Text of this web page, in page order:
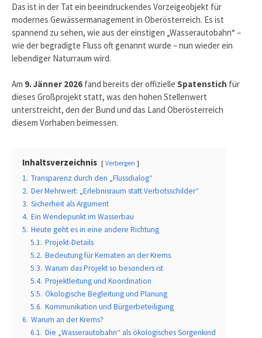
Das ist in der Tat ein beeindruckendes Vorzeigeobjekt für
modernes Gewässermanagement in Oberösterreich. Es ist
spannend zu sehen, wie aus der einstigen „Wasserautobahn“ –
wie der begradigte Fluss oft genannt wurde – nun wieder ein
lebendiger Naturraum wird.
Am 9. Jänner 2026 fand bereits der offizielle Spatenstich für
dieses Großprojekt statt, was den hohen Stellenwert
unterstreicht, den der Bund und das Land Oberösterreich
diesem Vorhaben beimessen.
Inhaltsverzeichnis Verbergen
1. Transparenz durch den „Flussdialog“
2. Der Mehrwert: „Erlebnisraum statt Verbotsschilder“
3. Sicherheit als Argument
4. Ein Wendepunkt im Wasserbau
5. Heute geht es in eine andere Richtung
5.1. Projekt-Details
5.2. Bedeutung für Kematen an der Krems
5.3. Warum das Projekt so besonders ist
5.4. Projektleitung und Koordination
5.5. Ökologische Begleitung und Planung
5.6. Kommunikation und Bürgerbeteiligung
6. Warum an der Krems?
6.1. Die „Wasserautobahn“ als ökologisches Sorgenkind